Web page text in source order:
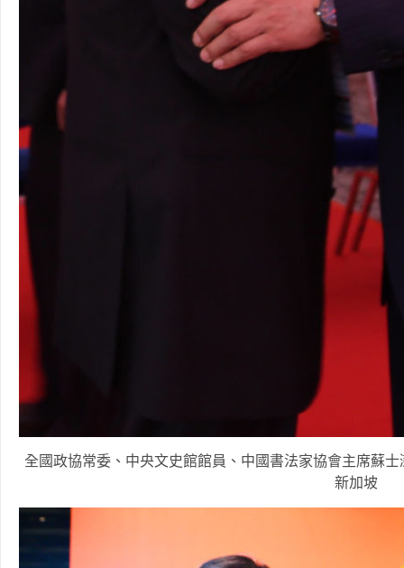
全國政協常委、中央文史館館員、中國書法家協會主席蘇
新加坡